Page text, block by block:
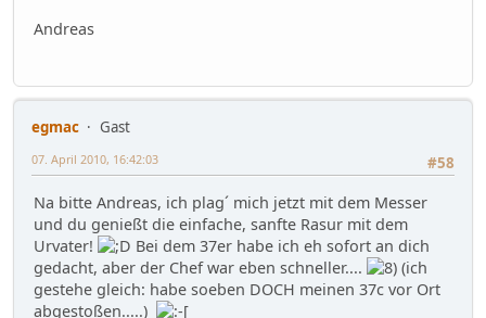
Andreas
egmac
Gast
#58
07. April 2010, 16:42:03
Na bitte Andreas, ich plag´ mich jetzt mit dem Messer
und du genießt die einfache, sanfte Rasur mit dem
Urvater!
Bei dem 37er habe ich eh sofort an dich
gedacht, aber der Chef war eben schneller....
(ich
gestehe gleich: habe soeben DOCH meinen 37c vor Ort
abgestoßen.....)